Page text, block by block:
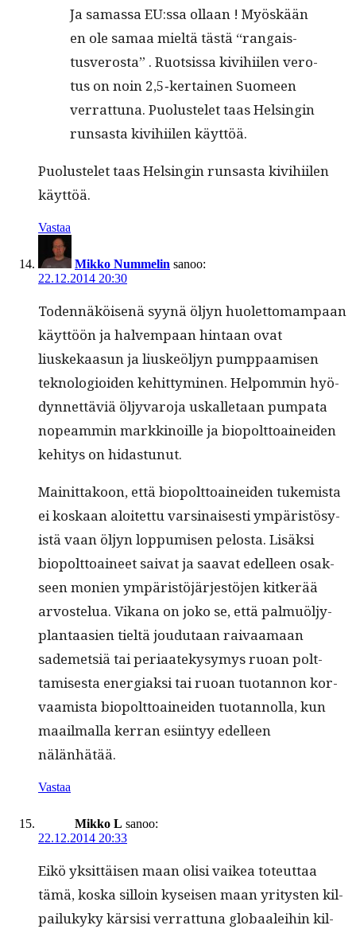
Ja samas­sa EU:ssa ollaan ! Myöskään
en ole samaa mieltä tästä “ran­gais­
tusveros­ta” . Ruot­sis­sa kivi­hi­ilen vero­
tus on noin 2,5‑kertainen Suomeen
ver­rat­tuna. Puo­lus­telet taas Helsin­gin
run­sas­ta kivi­hi­ilen käyttöä.
Puo­lus­telet taas Helsin­gin run­sas­ta kivi­hi­ilen
käyttöä.
Vastaa
Mikko Nummelin sanoo:
22.12.2014 20:30
Toden­näköisenä syynä öljyn huo­let­tomam­paan
käyt­töön ja halvem­paan hin­taan ovat
liuskekaa­sun ja liuskeöljyn pump­paamisen
teknolo­gioiden kehit­tymi­nen. Helpom­min hyö­
dyn­net­täviä öljy­varo­ja uskalletaan pumpa­ta
nopeam­min markki­noille ja biopolt­toainei­den
kehi­tys on hidastunut.
Mainit­takoon, että biopolt­toainei­den tukemista
ei koskaan aloitet­tu varsi­nais­es­ti ympäristösy­
istä vaan öljyn lop­pumisen pelosta. Lisäk­si
biopolt­toaineet sai­vat ja saa­vat edelleen osak­
seen monien ympäristöjär­jestö­jen kitk­erää
arvostelua. Vikana on joko se, että pal­muöljy­
plan­taasien tieltä joudu­taan raivaa­maan
sademet­siä tai peri­aatekysymys ruoan polt­
tamis­es­ta ener­giak­si tai ruoan tuotan­non kor­
vaamista biopolt­toainei­den tuotan­nol­la, kun
maail­mal­la ker­ran esi­in­tyy edelleen
nälänhätää.
Vastaa
Mikko L sanoo:
22.12.2014 20:33
Eikö yksit­täisen maan olisi vaikea toteut­taa
tämä, kos­ka sil­loin kyseisen maan yri­tys­ten kil­
pailukyky kär­sisi ver­rat­tuna globaalei­hin kil­